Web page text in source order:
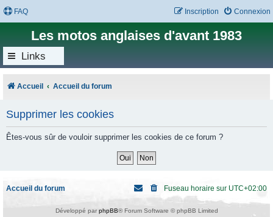
FAQ Connexion
Inscription
Les motos anglaises d'avant 1983
Links
Accueil Accueil du forum
Supprimer les cookies
Êtes-vous sûr de vouloir supprimer les cookies de ce forum ?
Accueil du forum Fuseau horaire sur UTC+02:00
Développé par phpBB® Forum Software © phpBB Limited